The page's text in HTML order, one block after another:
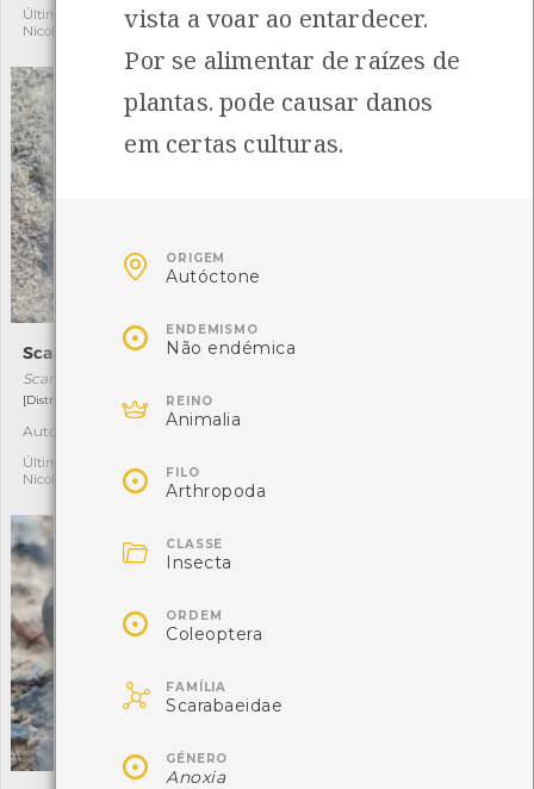
Última observação por:
Nicole Viana
Última observação por:
Nicole Viana
Scarites cyclops
Scarites cyclops
[Distribuição residual]
Autóctone
Última observação por:
Nicole Viana
Prionus coriarius
vista a voar ao entardecer.
Por se alimentar de raízes de
plantas. pode causar danos
em certas culturas.
 ORIGEM
Autóctone
 ENDEMISMO
Não endémica
 REINO
Animalia
 FILO
Arthropoda
 CLASSE
Insecta
 ORDEM
Coleoptera
 FAMÍLIA
Scarabaeidae
 GÉNERO
Anoxia